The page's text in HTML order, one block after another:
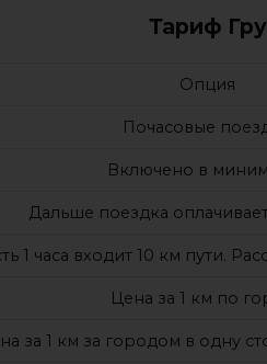
Тариф
Опция
Почасовые
Включено в
Дальше поездка
1 часа входит 10 км пути.
Цена за 1 км по
за 1 км за городом в одну